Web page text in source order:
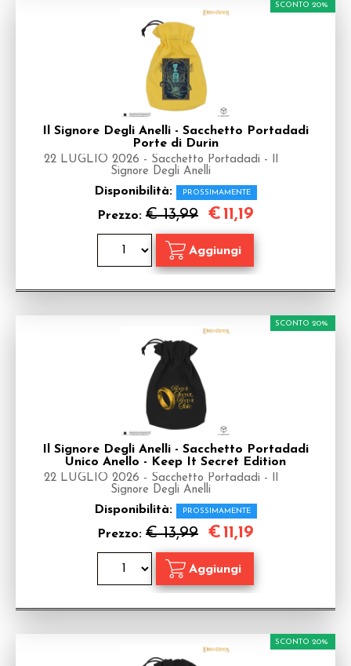
Il Signore Degli Anelli - Sacchetto Portadadi
Porte di Durin
22 LUGLIO 2026 - Sacchetto Portadadi - Il
Signore Degli Anelli
Disponibilità: PROSSIMAMENTE
Prezzo: € 13,99
SCONTO 20%
€11,19
Il Signore Degli Anelli - Sacchetto Portadadi
Unico Anello - Keep It Secret Edition
22 LUGLIO 2026 - Sacchetto Portadadi - Il
Signore Degli Anelli
Disponibilità: PROSSIMAMENTE
Prezzo: € 13,99
SCONTO 20%
€11,19
SCONTO 20%